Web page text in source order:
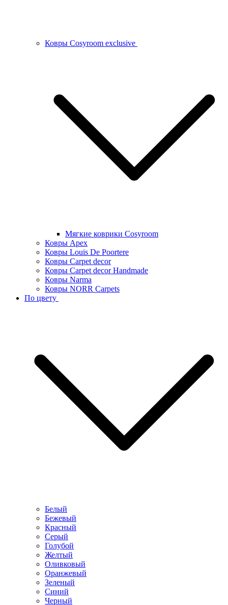
Ковры Cosyroom exclusive
Мягкие коврики Cosyroom
Ковры Apex
Ковры Louis De Poortere
Ковры Carpet decor
Ковры Carpet decor Handmade
Ковры Narma
Ковры NORR Carpets
По цвету
Белый
Бежевый
Красный
Серый
Голубой
Желтый
Оливковый
Оранжевый
Зеленый
Синий
Черный